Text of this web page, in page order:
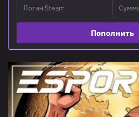
Пополнить